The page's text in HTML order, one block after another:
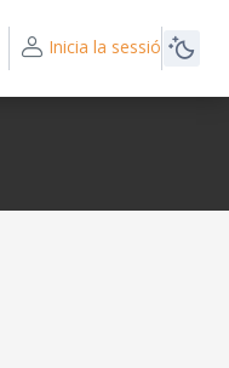
Inicia la sessió